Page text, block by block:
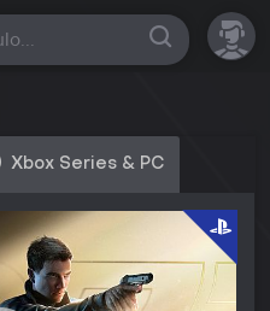
Xbox Series & PC